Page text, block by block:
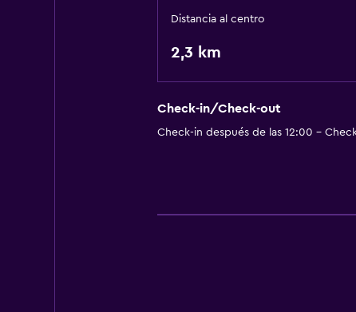
Distancia al centro
2,3 km
Check-in/Check-out
Check-in después de las 12:00 -